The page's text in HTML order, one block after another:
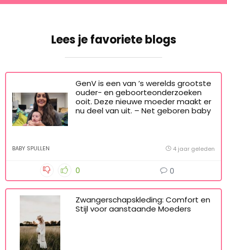
Lees je favoriete blogs
GenV is een van ’s werelds grootste
ouder- en geboorteonderzoeken
ooit. Deze nieuwe moeder maakt er
nu deel van uit. – Net geboren baby
BABY SPULLEN 4 jaar geleden
0 0
Zwangerschapskleding: Comfort en
Stijl voor aanstaande Moeders